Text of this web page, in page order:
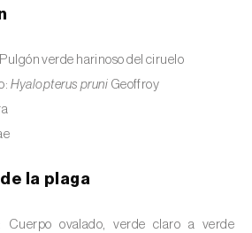
)
de la caña de azúcar
verde harinoso del ciruelo
Hyalopterus pruni Geoffroy
la plaga
Cuerpo ovalado, verde claro a verde